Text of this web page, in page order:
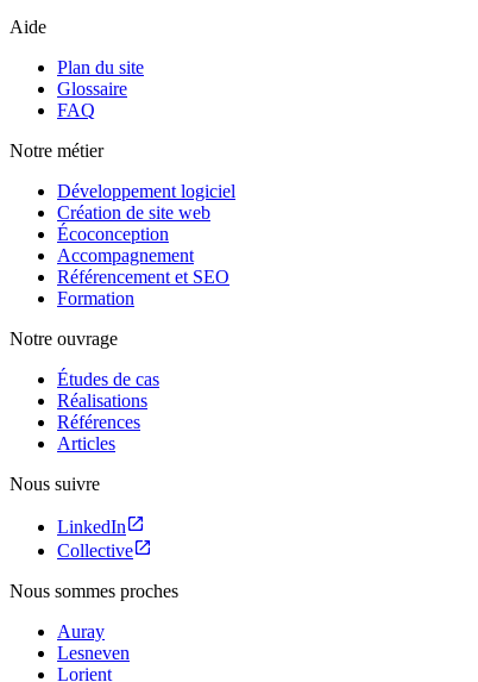
Aide
Plan du site
Glossaire
FAQ
Notre métier
Développement logiciel
Création de site web
Écoconception
Accompagnement
Référencement et SEO
Formation
Notre ouvrage
Études de cas
Réalisations
Références
Articles
Nous suivre
LinkedIn
Collective
Nous sommes proches
Auray
Lesneven
Lorient